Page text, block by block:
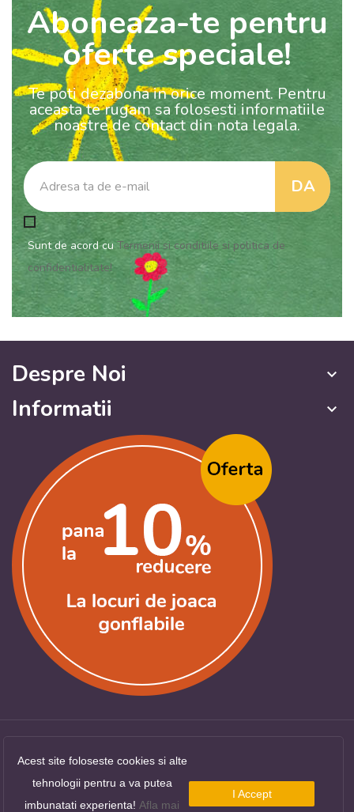
Aboneaza-te pentru
oferte speciale!
Te poti dezabona in orice moment. Pentru
aceasta te rugam sa folosesti informatiile
noastre de contact din nota legala.
Sunt de acord cuTermenii si conditiile si politica de
confidentialitate!
Despre Noi keyboard_arrow_down
Informatii keyboard_arrow_down
Acest site foloseste cookies si alte
tehnologii pentru a va putea
imbunatati experienta! Afla mai
I Accept
Copyright ©LocuriDeJoaca.com
rezervate.